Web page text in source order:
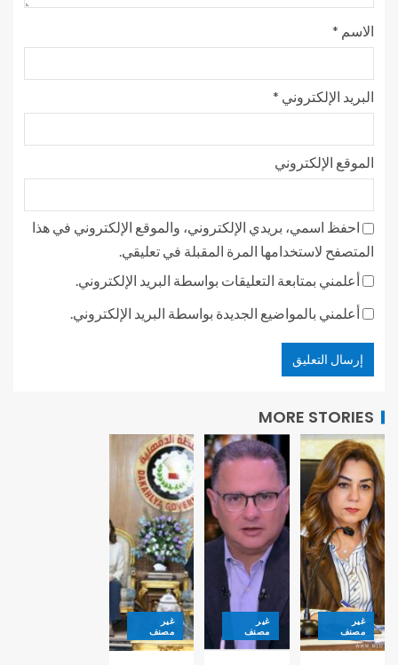
الاسم *
البريد الإلكتروني *
الموقع الإلكتروني
احفظ اسمي، بريدي الإلكتروني، والموقع الإلكتروني في هذا
المتصفح لاستخدامها المرة المقبلة في تعليقي.
أعلمني بمتابعة التعليقات بواسطة البريد الإلكتروني.
أعلمني بالمواضيع الجديدة بواسطة البريد الإلكتروني.
MORE STORIES
غير
مصنف
غير
مصنف
غير
مصنف